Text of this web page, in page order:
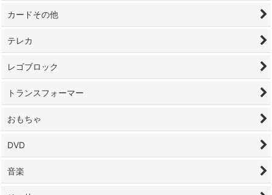
カードその他
テレカ
レゴブロック
トランスフォーマー
おもちゃ
DVD
音楽